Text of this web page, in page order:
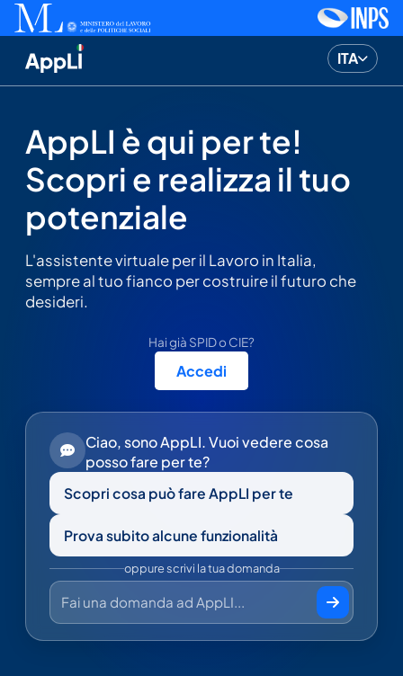
ITA
AppLI è qui per te!
Scopri e realizza il tuo
potenziale
L'assistente virtuale per il Lavoro in Italia,
sempre al tuo fianco per costruire il futuro che
desideri.
Hai già SPID o CIE?
Accedi
Ciao, sono AppLI. Vuoi vedere cosa
posso fare per te?
Scopri cosa può fare AppLI per te
Prova subito alcune funzionalità
oppure scrivi la tua domanda
Scrivi un messaggio ad AppLI